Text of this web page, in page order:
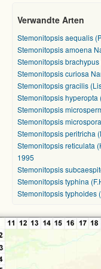
Verwandte Arten
Stemonitopsis aequalis
Stemonitopsis amoena
Stemonitopsis brachypus
Stemonitopsis curiosa
Stemonitopsis gracilis
Stemonitopsis hyperopta
Stemonitopsis
Stemonitopsis
Stemonitopsis peritricha
Stemonitopsis reticulata
1995
Stemonitopsis
Stemonitopsis typhina
Stemonitopsis typhoides